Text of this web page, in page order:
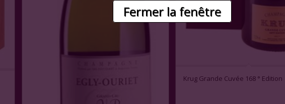
Krug Grande Cuvée 168 ° Edition
Fermer la fenêtre